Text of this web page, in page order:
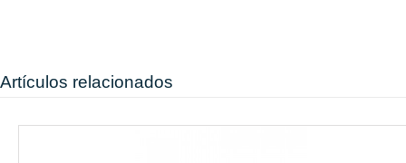
Artículos relacionados